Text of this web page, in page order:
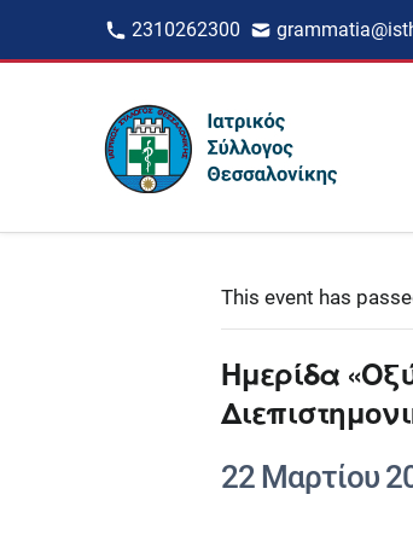
2310262300
This event has
Ημερίδα
22 Μαρτίου